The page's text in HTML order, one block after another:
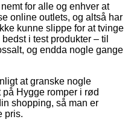
for alle og enhver at
online outlets, og altså har
kunne slippe for at tvinge
i test produkter – til
og endda nogle gange
at granske nogle
Hygge romper i rød
shopping, så man er
pris.